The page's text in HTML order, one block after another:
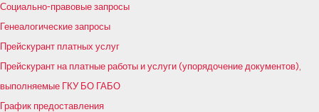
Социально-правовые запросы
Генеалогические запросы
Прейскурант платных услуг
Прейскурант на платные работы и услуги (упорядочение документов),
выполняемые ГКУ БО ГАБО
График предоставления